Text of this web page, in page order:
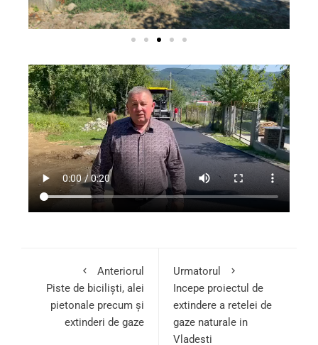
Anteriorul
Piste de biciliști, alei
pietonale precum și
extinderi de gaze
Urmatorul
Incepe proiectul de
extindere a retelei de
gaze naturale in
Vladesti